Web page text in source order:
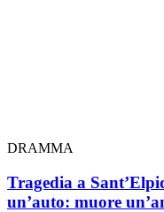
DRAMMA
Tragedia a
un’auto: muore